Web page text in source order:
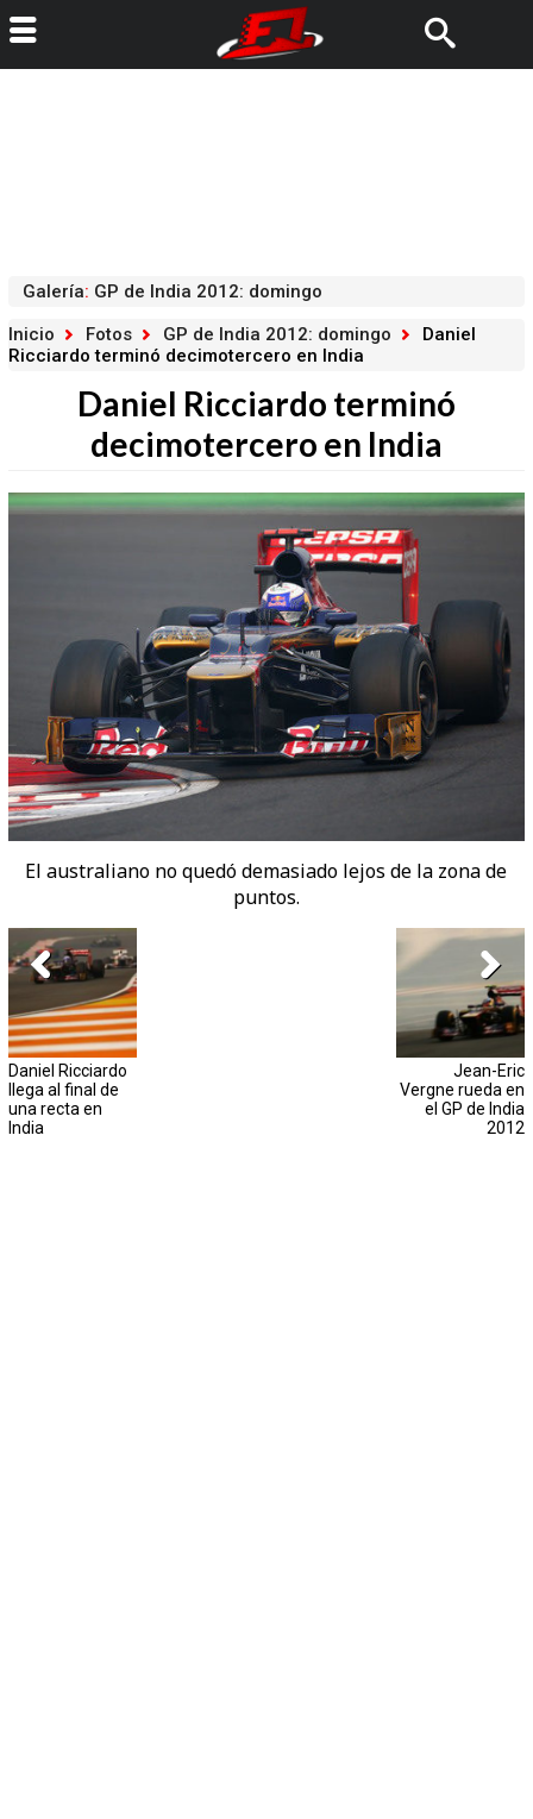
Galería: GP de India 2012: domingo
Inicio
Fotos GP de India 2012: domingo
Daniel
Ricciardo terminó decimotercero en India
Daniel Ricciardo terminó
decimotercero en India
El australiano no quedó demasiado lejos de la zona de
puntos.
Daniel Ricciardo
llega al final de
una recta en
India
Jean-Eric
Vergne rueda en
el GP de India
2012